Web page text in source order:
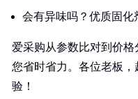
会有异味吗？优质固化
爱采购从参数比对到价
您省时省力。各位老板
验！